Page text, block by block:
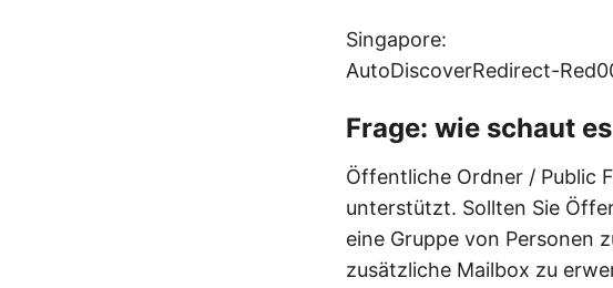
Singapore:
AutoDiscoverRedirect-
Frage: wie schaut
Öffentliche Ordner / Public
unterstützt. Sollten Sie
eine Gruppe von Personen
zusätzliche Mailbox zu